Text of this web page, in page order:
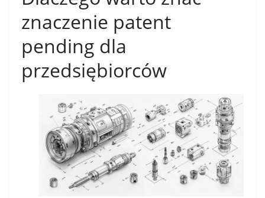
znaczenie patent
pending dla
przedsiębiorców